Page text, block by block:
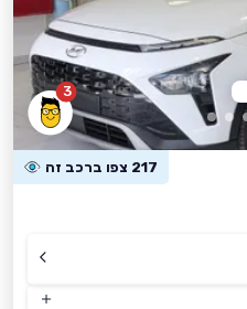
3
217 צפו ברכב זה